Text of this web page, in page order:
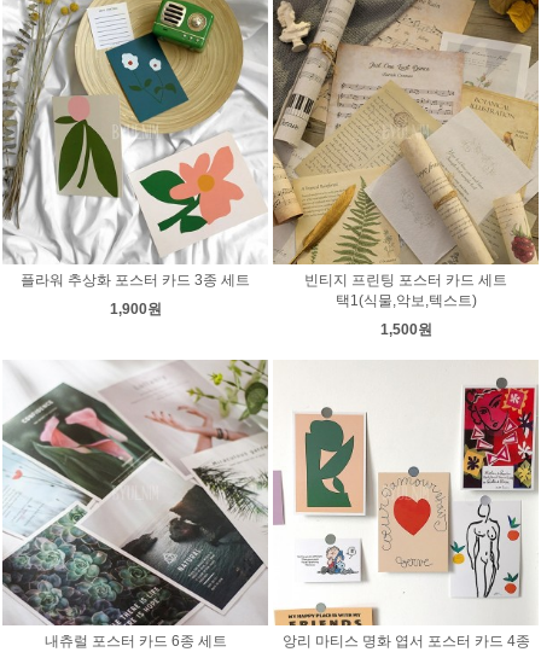
플라워 추상화 포스터 카드 3종 세트
1,900원
빈티지 프린팅 포스터 카드 세트
택1(식물,악보,텍스트)
1,500원
내츄럴 포스터 카드 6종 세트
앙리 마티스 명화 엽서 포스터 카드 4종